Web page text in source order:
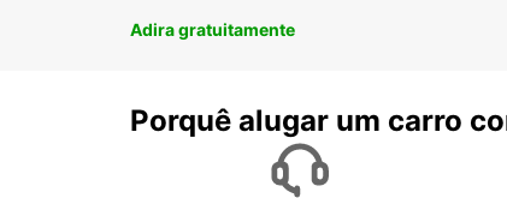
Adira gratuitamente
Porquê alugar um carro